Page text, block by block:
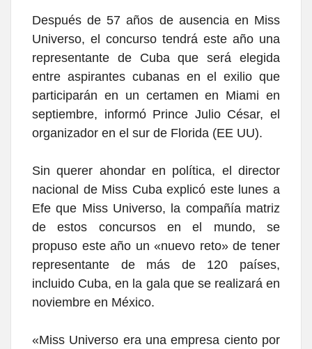
Después de 57 años de ausencia en Miss
Universo, el concurso tendrá este año una
representante de Cuba que será elegida
entre aspirantes cubanas en el exilio que
participarán en un certamen en Miami en
septiembre, informó Prince Julio César, el
organizador en el sur de Florida (EE UU).
Sin querer ahondar en política, el director
nacional de Miss Cuba explicó este lunes a
Efe que Miss Universo, la compañía matriz
de estos concursos en el mundo, se
propuso este año un «nuevo reto» de tener
representante de más de 120 países,
incluido Cuba, en la gala que se realizará en
noviembre en México.
«Miss Universo era una empresa ciento por